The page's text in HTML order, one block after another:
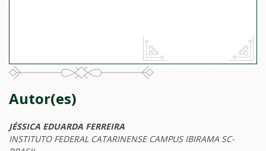
Autor(es)
JÉSSICA EDUARDA FERREIRA
INSTITUTO FEDERAL CATARINENSE CAMPUS IBIRAMA SC-